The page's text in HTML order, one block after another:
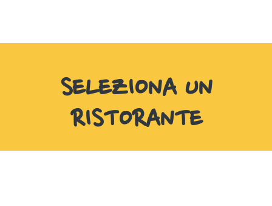
SELEZIONA UN
RISTORANTE